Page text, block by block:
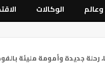
الوكالات
رحلة جديدة وأمومة مليئة